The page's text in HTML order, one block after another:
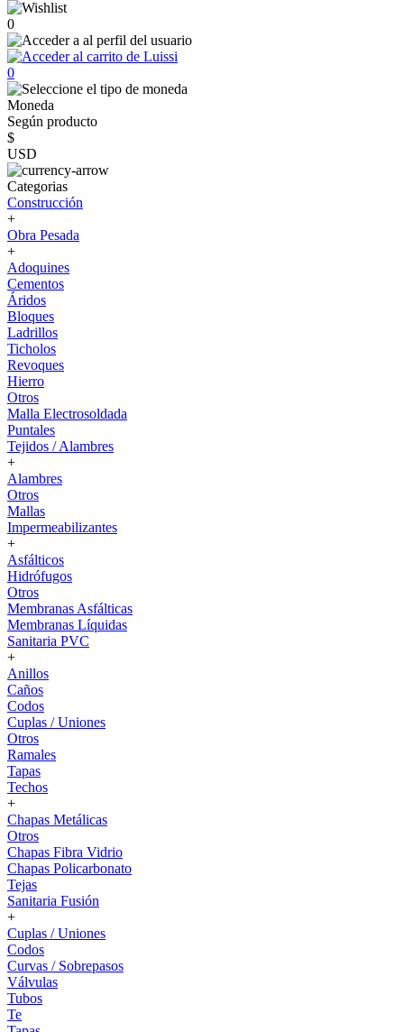
0
0
Moneda
Según producto
$
USD
Categorias
Construcción
+
Obra Pesada
+
Adoquines
Cementos
Áridos
Bloques
Ladrillos
Ticholos
Revoques
Hierro
Otros
Malla Electrosoldada
Puntales
Tejidos / Alambres
+
Alambres
Otros
Mallas
Impermeabilizantes
+
Asfálticos
Hidrófugos
Otros
Membranas Asfálticas
Membranas Líquidas
Sanitaria PVC
+
Anillos
Caños
Codos
Cuplas / Uniones
Otros
Ramales
Tapas
Techos
+
Chapas Metálicas
Otros
Chapas Fibra Vidrio
Chapas Policarbonato
Tejas
Sanitaria Fusión
+
Cuplas / Uniones
Codos
Curvas / Sobrepasos
Válvulas
Tubos
Te